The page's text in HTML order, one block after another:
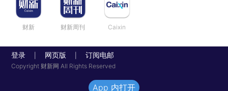
财新 财新周刊 Caixin
登录 网页版 订阅电邮
Copyright 财新网 All Rights Reserved
App 内打开